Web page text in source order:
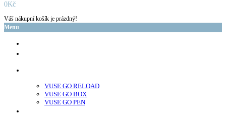
0Kč
Váš nákupní košík je prázdný!
Menu
VUSE GO RELOAD
VUSE GO BOX
VUSE GO PEN